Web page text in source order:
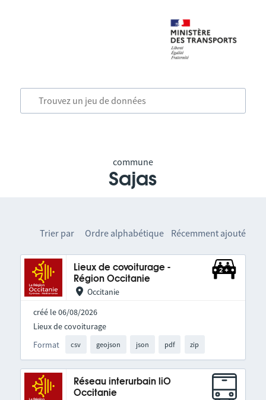
commune
Sajas
Trier par Ordre alphabétique Récemment ajouté
Lieux de covoiturage -
Région Occitanie
Occitanie
créé le 06/08/2026
Format csv geojson json pdf zip
Lieux de covoiturage
Réseau interurbain liO
Occitanie